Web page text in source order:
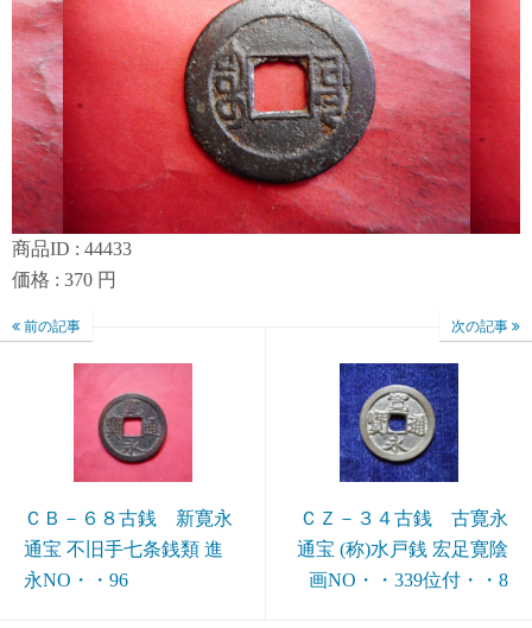
商品ID : 44433
価格 : 370 円
前の記事
ＣＢ－６８古銭 新寛永
通宝 不旧手七条銭類 進
永NO・・96
次の記事
ＣＺ－３４古銭 古寛永
通宝 (称)水戸銭 宏足寛陰
画NO・・339位付・・8